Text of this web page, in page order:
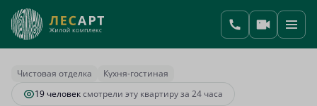
1-комнатная38.87 м 10 533 770 руб.
Ипотека от 39 108 руб.
Чистовая отделка
Кухня-гостиная
19 человексмотрели эту квартиру за 24 часа